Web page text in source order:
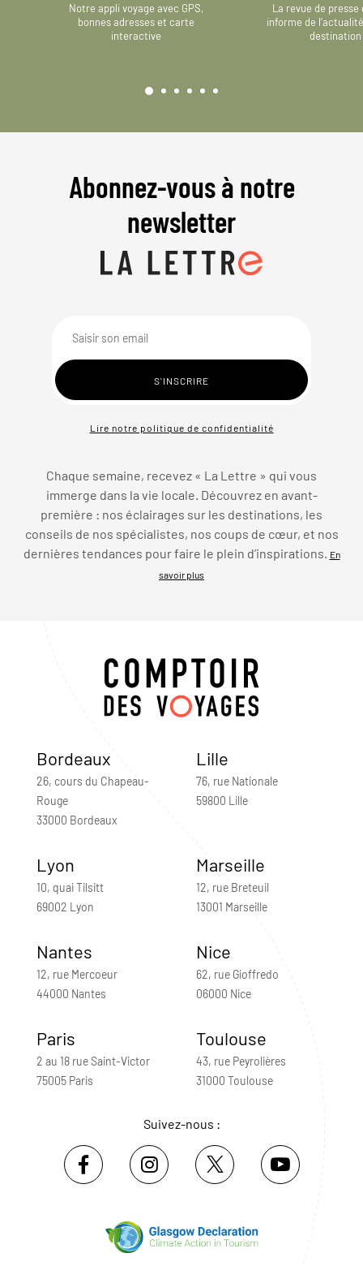
Notre appli voyage avec GPS,
bonnes adresses et carte
interactive
La revue de presse
informe de
destination
Abonnez-vous à notre
newsletter
Lire notre politique de confidentialité
Chaque semaine, recevez « La Lettre » qui vous
immerge dans la vie locale. Découvrez en avant-
première : nos éclairages sur les destinations, les
conseils de nos spécialistes, nos coups de cœur, et nos
dernières tendances pour faire le plein d’inspirations.
En
savoir plus
Bordeaux
26, cours du Chapeau-
Rouge
33000 Bordeaux
Lille
76, rue Nationale
59800 Lille
Lyon
10, quai Tilsitt
69002 Lyon
Marseille
12, rue Breteuil
13001 Marseille
Nantes
12, rue Mercoeur
44000 Nantes
Nice
62, rue Gioffredo
06000 Nice
Paris
2 au 18 rue Saint-Victor
75005 Paris
Toulouse
43, rue Peyrolières
31000 Toulouse
Suivez-nous :